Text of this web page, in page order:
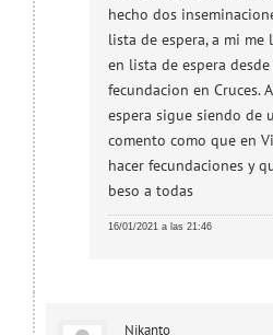
hecho dos
lista de espera, a mi me
en lista de espera
fecundacion en Cruces.
espera sigue siendo de
comento como que en
hacer fecundaciones y
beso a todas
16/01/2021 a las 21:46
Nikanto